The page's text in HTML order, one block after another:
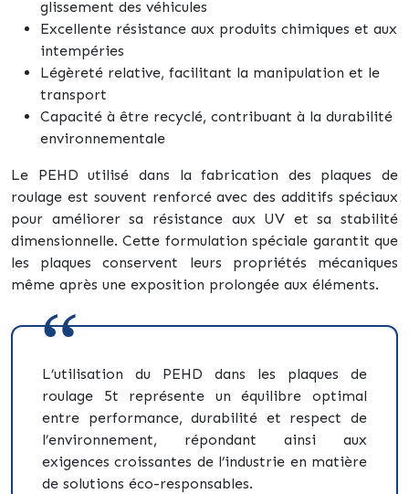
glissement des véhicules
Excellente résistance aux produits chimiques et aux
intempéries
Légèreté relative, facilitant la manipulation et le
transport
Capacité à être recyclé, contribuant à la durabilité
environnementale
Le PEHD utilisé dans la fabrication des plaques de
roulage est souvent renforcé avec des additifs spéciaux
pour améliorer sa résistance aux UV et sa stabilité
dimensionnelle. Cette formulation spéciale garantit que
les plaques conservent leurs propriétés mécaniques
même après une exposition prolongée aux éléments.
L’utilisation du PEHD dans les plaques de
roulage 5t représente un équilibre optimal
entre performance, durabilité et respect de
l’environnement, répondant ainsi aux
exigences croissantes de l’industrie en matière
de solutions éco-responsables.